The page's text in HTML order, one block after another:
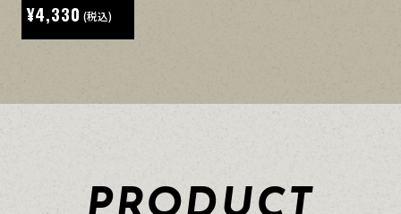
¥4,330 (税込)